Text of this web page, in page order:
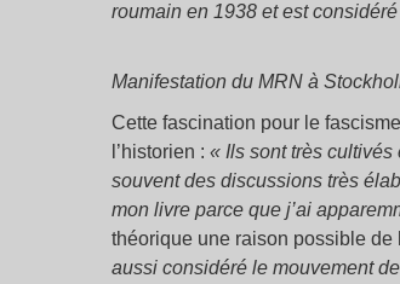
roumain en 1938 et est
Manifestation du MRN à
Cette fascination pour le
l’historien : « Ils sont très cultivés
souvent des discussions très
mon livre parce que j’ai
théorique une raison possible de
aussi considéré le mouvement